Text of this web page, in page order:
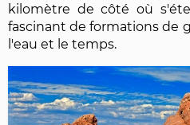
kilomètre de côté où
fascinant de formations de
l'eau et le temps.